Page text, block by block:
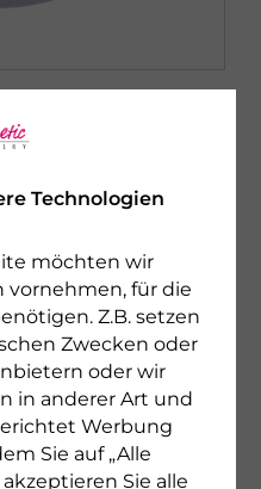
Technologien
möchten wir
vornehmen, für die
Z.B. setzen
Zwecken oder
oder wir
in anderer Art und
Werbung
Sie auf „Alle
Sie alle